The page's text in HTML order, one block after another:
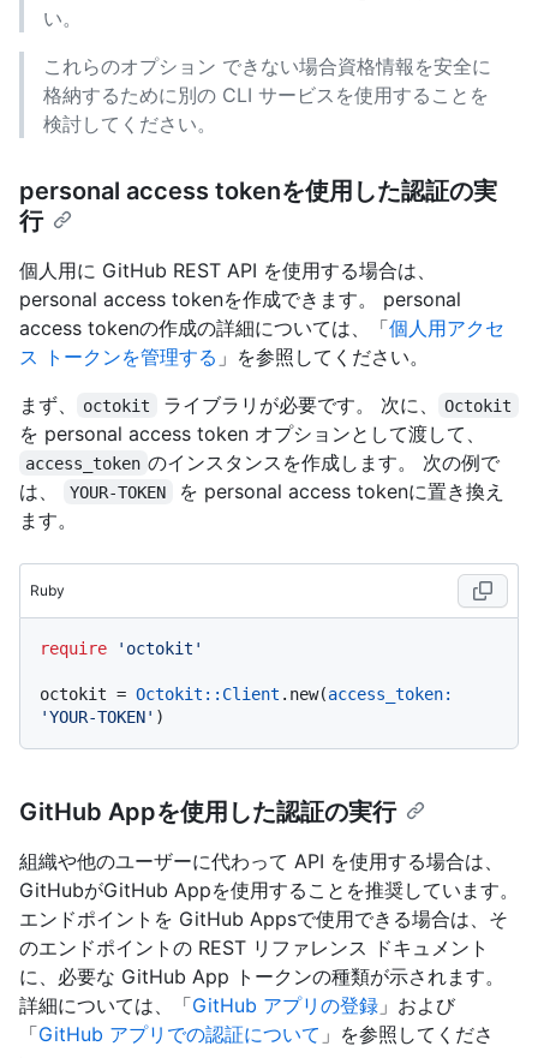
い。
これらのオプション できない場合資格情報を安全に
格納するために別の CLI サービスを使用することを
検討してください。
personal access tokenを使用した認証の実
行
個人用に GitHub REST API を使用する場合は、
personal access tokenを作成できます。 personal
access tokenの作成の詳細については、「個人用アクセ
ス トークンを管理する 」を参照してください。
まず、
octokit ライブラリが必要です。 次に、 Octokit
を personal access token オプションとして渡して、
access_token のインスタンスを作成します。 次の例で
は、
YOUR-TOKEN
を personal access tokenに置き換え
ます。
Ruby
require 'octokit'
octokit = Octokit::Client .new(access_token:
'YOUR-TOKEN'
GitHub Appを使用した認証の実行
組織や他のユーザーに代わって API を使用する場合は、
GitHubがGitHub Appを使用することを推奨しています。
エンドポイントを GitHub Appsで使用できる場合は、そ
のエンドポイントの REST リファレンス ドキュメント
に、必要な GitHub App トークンの種類が示されます。
詳細については、「GitHub アプリの登録 」および
「GitHub アプリでの認証について 」を参照してくださ